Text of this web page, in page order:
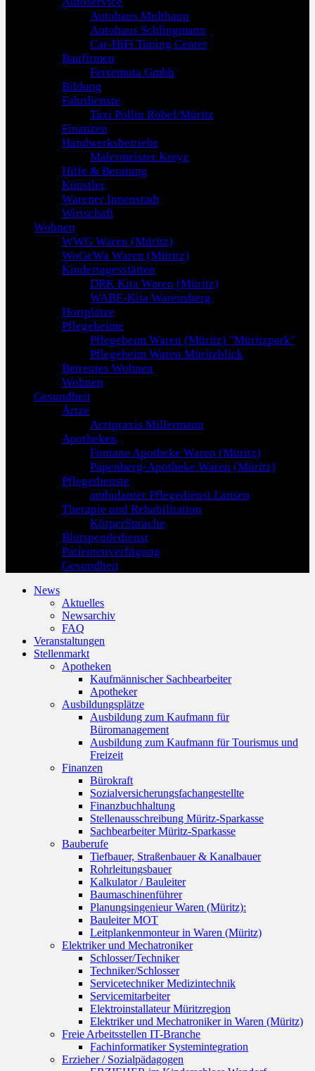
Autohaus Multhaup
Autohaus Schlingmann
Car-HiFi Tuning Center
Baufirmen
Fersemota Gmbh
Bildung
Fahrdienste
Taxi Pollin Röbel/Müritz
Finanzen
Handwerksbetriebe
Malermeister Kreye
Hilfe & Beratung
Künstler
Warener Innenstadt
Wirtschaft
Wohnen
WWG Waren (Müritz)
WoGeWa Waren (Müritz)
Kindertagesstätten
DRK Kita Waren (Müritz)
WABE-Kita Warensberg
Hortplätze
Pflegeheime
Pflegeheim Waren (Müritz) "Müritzpark"
Pflegeheim Waren Müritzblick
Betreutes Wohnen
Wohnen
Gesundheit
Ärtze
Arztpraxis Millermann
Apotheken
Fontane Apotheke Waren (Müritz)
Papenberg-Apotheke Waren (Müritz)
Pflegedienste
ambulanter Pflegedienst Lansen
Therapie und Rehabilitation
KörperSprache
Blutspendedienst
Patientenverfügung
Gesundheit
News
Aktuelles
Newsarchiv
FAQ
Veranstaltungen
Stellenmarkt
Apotheken
Kaufmännischer Sachbearbeiter
Apotheker
Ausbildungsplätze
Ausbildung zum Kaufmann für
Büromanagement
Ausbildung zum Kaufmann für Tourismus und
Freizeit
Finanzen
Bürokraft
Sozialversicherungsfachangestellte
Finanzbuchhaltung
Stellenausschreibung Müritz-Sparkasse
Sachbearbeiter Müritz-Sparkasse
Bauberufe
Tiefbauer, Straßenbauer & Kanalbauer
Rohrleitungsbauer
Kalkulator / Bauleiter
Baumaschinenführer
Planungsingenieur Waren (Müritz):
Bauleiter MOT
Leitplankenmonteur in Waren (Müritz)
Elektriker und Mechatroniker
Schlosser/Techniker
Techniker/Schlosser
Servicetechniker Medizintechnik
Servicemitarbeiter
Elektroinstallateur Müritzregion
Elektriker und Mechatroniker in Waren (Müritz)
Freie Arbeitsstellen IT-Branche
Fachinformatiker Systemintegration
Erzieher / Sozialpädagogen